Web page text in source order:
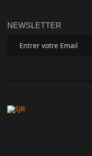
NEWSLETTER